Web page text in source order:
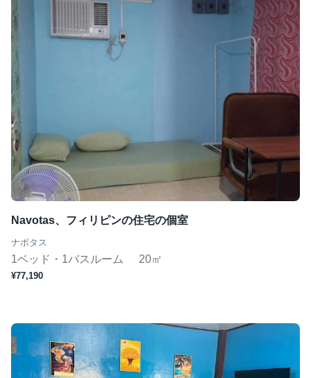
Navotas、フィリピンの住宅の個室
ナボタス
1ベッド・1バスルーム 20㎡
¥77,190